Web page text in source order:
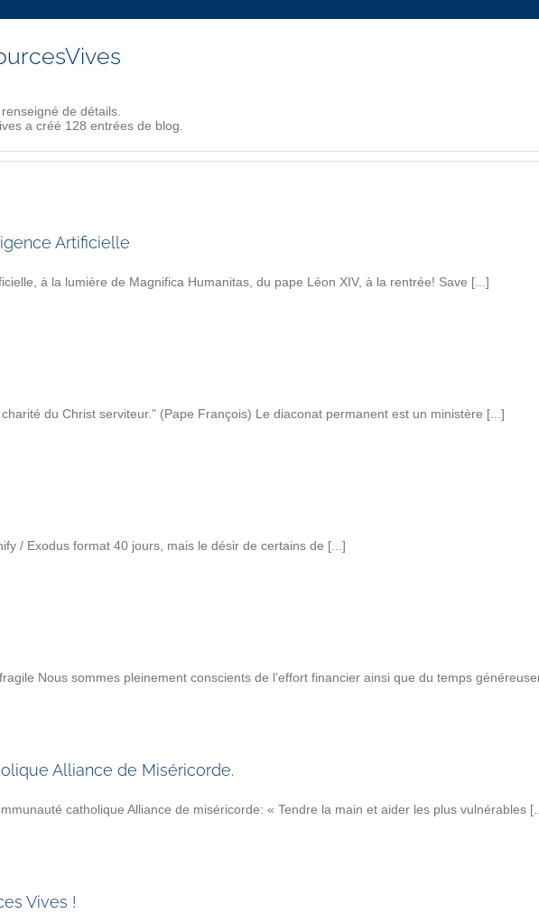
de détails.
a créé 128 entrées de blog.
Artificielle
à la lumière de Magnifica Humanitas, du pape Léon XIV, à la rentrée! Save [...]
du Christ serviteur." (Pape François) Le diaconat permanent est un ministère [...]
/ Exodus format 40 jours, mais le désir de certains de [...]
Nous sommes pleinement conscients de l’effort financier ainsi que du temps
Alliance de Miséricorde.
catholique Alliance de miséricorde: « Tendre la main et aider les plus vulnérables
Vives !